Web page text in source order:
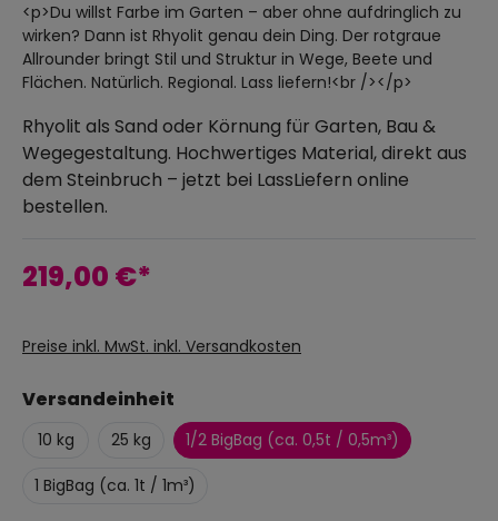
<p>Du willst Farbe im Garten – aber ohne aufdringlich zu
wirken? Dann ist Rhyolit genau dein Ding. Der rotgraue
Allrounder bringt Stil und Struktur in Wege, Beete und
Flächen. Natürlich. Regional. Lass liefern!<br /></p>
Rhyolit als Sand oder Körnung für Garten, Bau &
Wegegestaltung. Hochwertiges Material, direkt aus
dem Steinbruch – jetzt bei LassLiefern online
bestellen.
219,00 €*
Preise inkl. MwSt. inkl. Versandkosten
Versandeinheit
10 kg 25 kg 1/2 BigBag (ca. 0,5t / 0,5m³)
1 BigBag (ca. 1t / 1m³)